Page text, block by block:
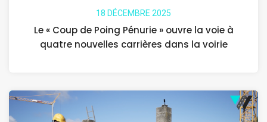
18 DÉCEMBRE 2025
Le « Coup de Poing Pénurie » ouvre la voie à
quatre nouvelles carrières dans la voirie